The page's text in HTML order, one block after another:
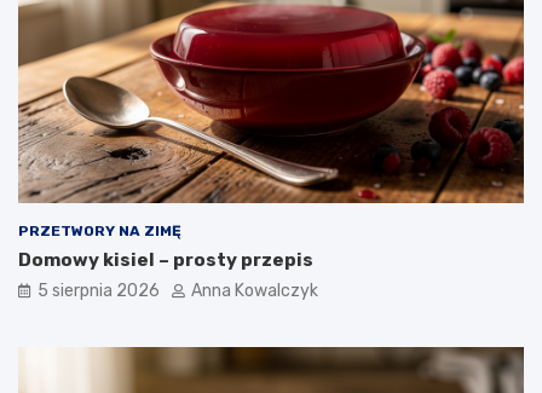
PRZETWORY NA ZIMĘ
Domowy kisiel – prosty przepis
5 sierpnia 2026 Anna Kowalczyk